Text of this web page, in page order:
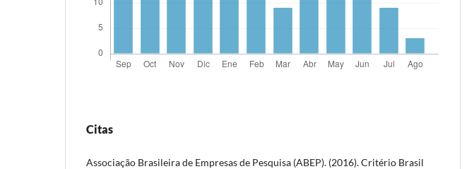
Citas
Associação Brasileira de Empresas de Pesquisa (ABEP). (2016). Critério Brasil